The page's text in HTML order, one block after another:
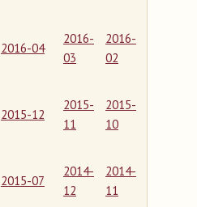
2016-04
2016-
03
2016-
02
2015-12
2015-
11
2015-
10
2015-07
2014-
12
2014-
11